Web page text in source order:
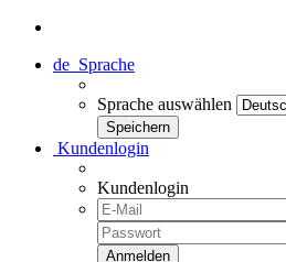
de Sprache
Sprache auswählen
Kundenlogin
Kundenlogin